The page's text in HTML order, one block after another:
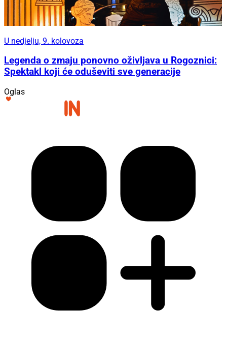
U nedjelju, 9. kolovoza
Legenda o zmaju ponovno oživljava u Rogoznici:
Spektakl koji će oduševiti sve generacije
Oglas